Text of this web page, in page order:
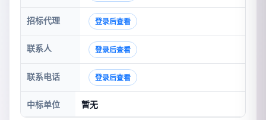
招标代理 登录后查看
联系人 登录后查看
联系电话 登录后查看
中标单位 暂无